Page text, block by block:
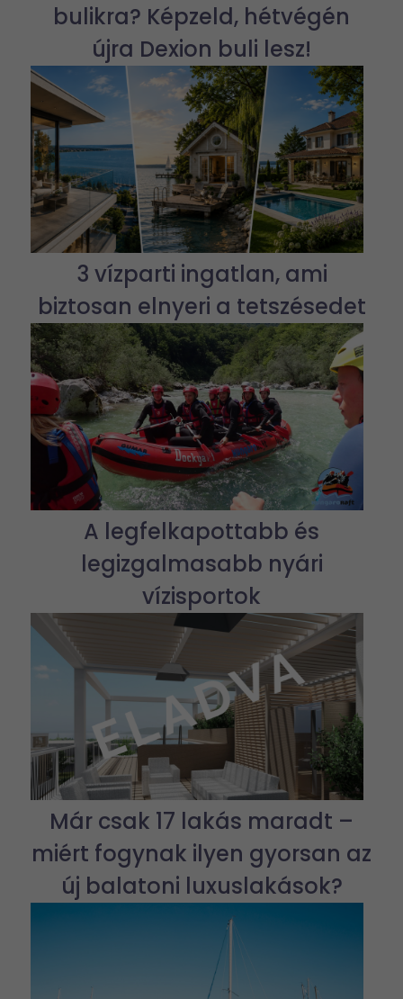
bulikra? Képzeld, hétvégén
újra Dexion buli lesz!
3 vízparti ingatlan, ami
biztosan elnyeri a tetszésedet
A legfelkapottabb és
legizgalmasabb nyári
vízisportok
Már csak 17 lakás maradt –
miért fogynak ilyen gyorsan az
új balatoni luxuslakások?